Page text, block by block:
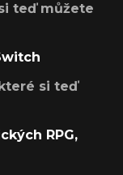
teď můžete
si teď
RPG,